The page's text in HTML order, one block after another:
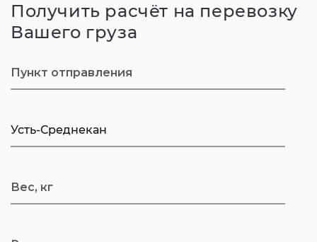
Получить расчёт на перевозку
Вашего груза